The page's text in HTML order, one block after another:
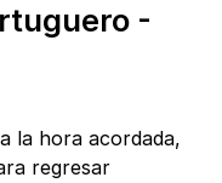
-
la hora acordada,
regresar